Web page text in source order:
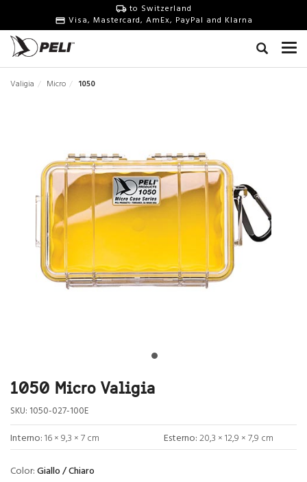
to Switzerland
Visa, Mastercard, AmEx, PayPal and Klarna
Valigia Micro 1050
1050 Micro Valigia
SKU: 1050-027-100E
Interno:16 × 9,3 × 7 cm Esterno:20,3 × 12,9 × 7,9 cm
Color:Giallo / Chiaro